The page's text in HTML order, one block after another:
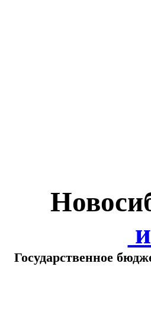
Государственное